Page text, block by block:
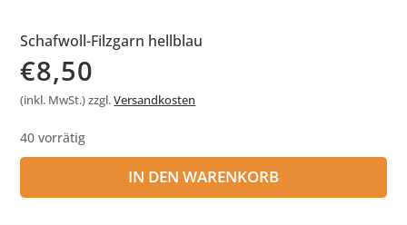
Schafwoll-Filzgarn hellblau
€8,50
(inkl. MwSt.) zzgl.Versandkosten
40 vorrätig
IN DEN WARENKORB